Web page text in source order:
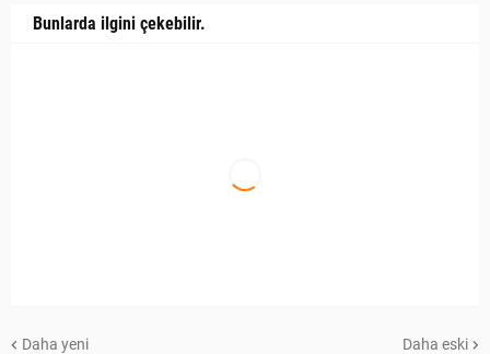
Bunlarda ilgini çekebilir.
Daha yeni Daha eski